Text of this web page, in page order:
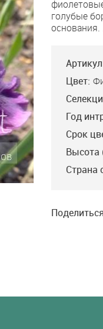
голубые
Цвет:
Год
Срок
Высота
Страна